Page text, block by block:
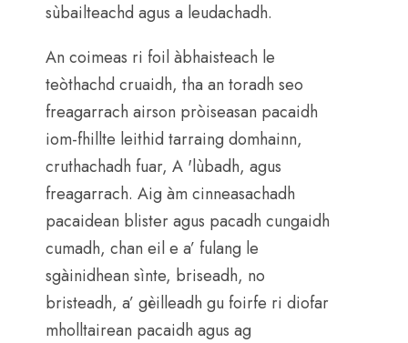
sùbailteachd agus a leudachadh.
An coimeas ri foil àbhaisteach le
teòthachd cruaidh, tha an toradh seo
freagarrach airson pròiseasan pacaidh
iom-fhillte leithid tarraing domhainn,
cruthachadh fuar, A 'lùbadh, agus
freagarrach. Aig àm cinneasachadh
pacaidean blister agus pacadh cungaidh
cumadh, chan eil e a’ fulang le
sgàinidhean sìnte, briseadh, no
bristeadh, a’ gèilleadh gu foirfe ri diofar
mholltairean pacaidh agus ag